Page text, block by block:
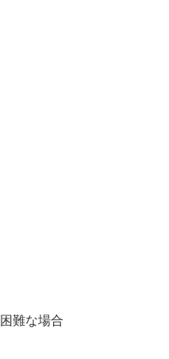
難な場合